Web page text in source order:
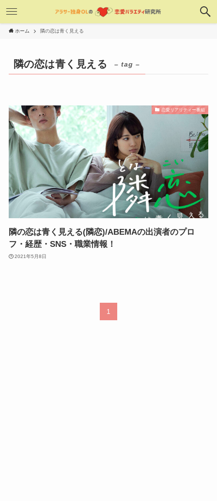
ホーム 隣の恋は青く見える
隣の恋は青く見える – tag –
恋愛リアリティー番組
隣の恋は青く見える(隣恋)/ABEMAの出演者のプロ
フ・経歴・SNS・職業情報！
2021年5月8日
1